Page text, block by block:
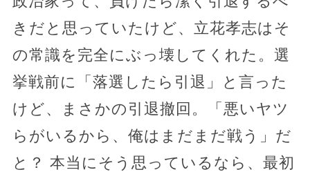
きだと思っていたけど、立花孝志はそ
の常識を完全にぶっ壊してくれた。選
挙戦前に「落選したら引退」と言った
けど、まさかの引退撤回。「悪いヤツ
らがいるから、俺はまだまだ戦う」だ
と？ 本当にそう思っているなら、最初